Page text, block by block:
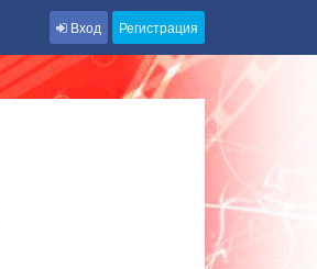
Вход Регистрация